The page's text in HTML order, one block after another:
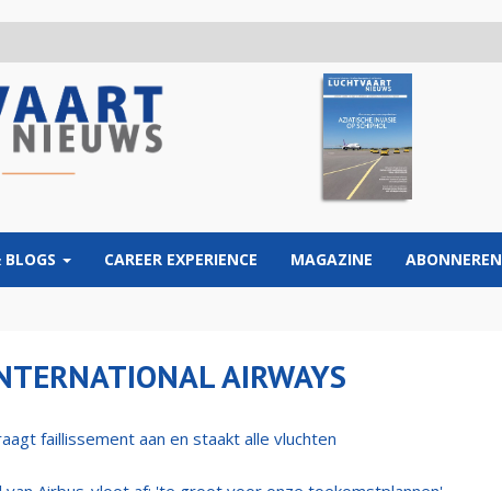
CAREER EXPERIENCE MAGAZINE ABONNEREN
AIRWAYS
faillissement aan en staakt alle vluchten